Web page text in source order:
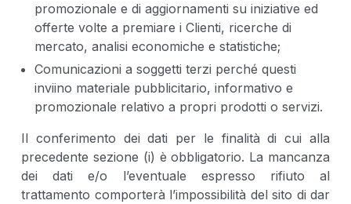
promozionale e di aggiornamenti su iniziative ed
offerte volte a premiare i Clienti, ricerche di
mercato, analisi economiche e statistiche;
Comunicazioni a soggetti terzi perché questi
inviino materiale pubblicitario, informativo e
promozionale relativo a propri prodotti o servizi.
Il conferimento dei dati per le finalità di cui alla
precedente sezione (i) è obbligatorio. La mancanza
dei dati e/o l’eventuale espresso rifiuto al
trattamento comporterà l’impossibilità del sito di dar